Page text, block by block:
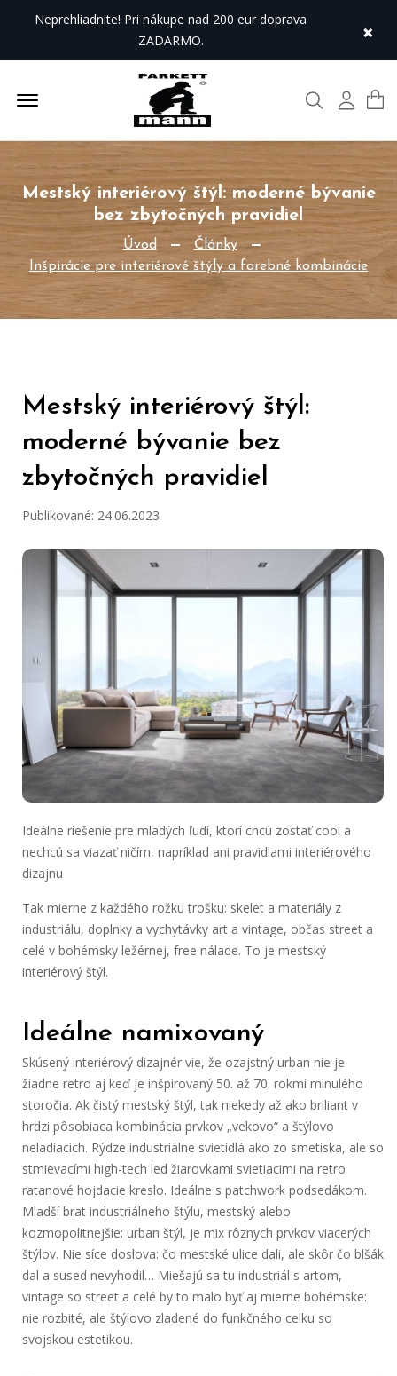
Neprehliadnite! Pri nákupe nad 200 eur doprava
ZADARMO.
×
Offcanvas Menu Open Hľadať Môj
Mestský interiérový štýl: moderné bývanie
bez zbytočných pravidiel
Úvod
Články
Inšpirácie pre interiérové štýly a farebné kombinácie
Mestský interiérový štýl:
moderné bývanie bez
zbytočných pravidiel
Publikované: 24.06.2023
Ideálne riešenie pre mladých ľudí, ktorí chcú zostať cool a
nechcú sa viazať ničím, napríklad ani pravidlami interiérového
dizajnu
Tak mierne z každého rožku trošku: skelet a materiály z
industriálu, doplnky a vychytávky art a vintage, občas street a
celé v bohémsky ležérnej, free nálade. To je mestský
interiérový štýl.
Ideálne namixovaný
Skúsený interiérový dizajnér vie, že ozajstný urban nie je
žiadne retro aj keď je inšpirovaný 50. až 70. rokmi minulého
storočia. Ak čistý mestský štýl, tak niekedy až ako briliant v
hrdzi pôsobiaca kombinácia prvkov „vekovo“ a štýlovo
neladiacich. Rýdze industriálne svietidlá ako zo smetiska, ale so
stmievacími high-tech led žiarovkami svietiacimi na retro
ratanové hojdacie kreslo. Ideálne s patchwork podsedákom.
Mladší brat industriálneho štýlu, mestský alebo
kozmopolitnejšie: urban štýl, je mix rôznych prvkov viacerých
štýlov. Nie síce doslova: čo mestské ulice dali, ale skôr čo blšák
dal a sused nevyhodil… Miešajú sa tu industriál s artom,
vintage so street a celé by to malo byť aj mierne bohémske:
nie rozbité, ale štýlovo zladené do funkčného celku so
svojskou estetikou.